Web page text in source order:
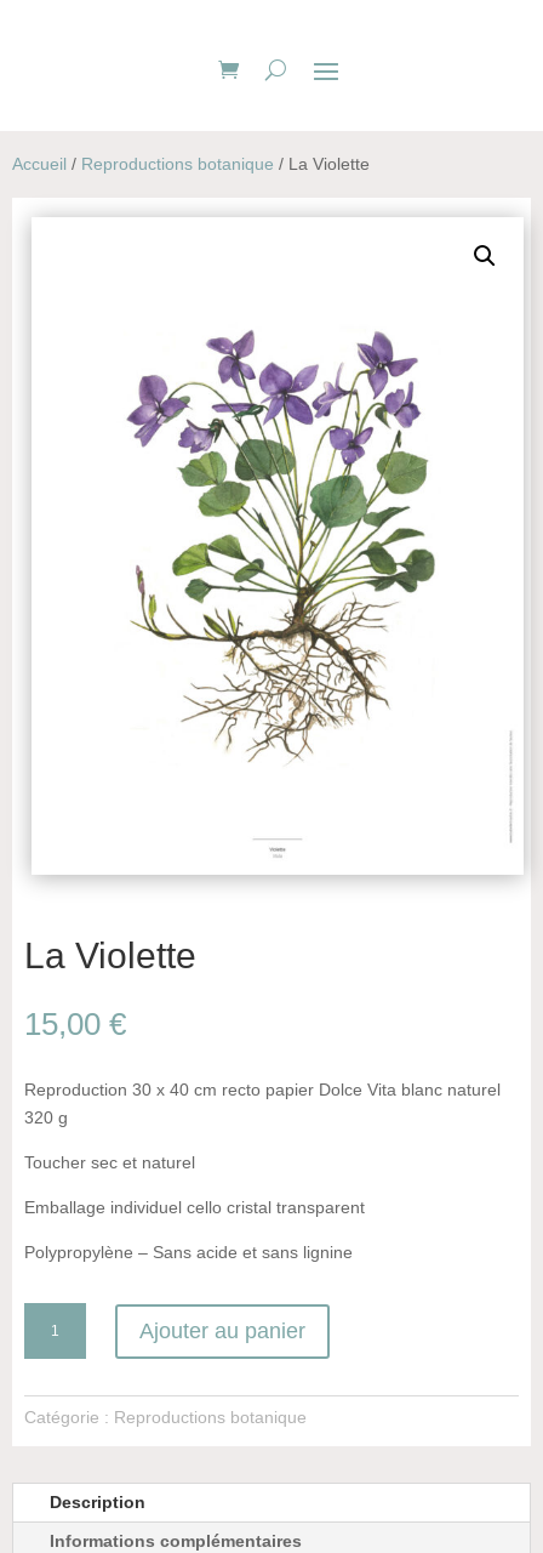
Accueil / Reproductions botanique / La Violette
La Violette
15,00 €
Reproduction 30 x 40 cm recto papier Dolce Vita blanc naturel
320 g
Toucher sec et naturel
Emballage individuel cello cristal transparent
Polypropylène – Sans acide et sans lignine
Violette
Ajouter au panier
Catégorie : Reproductions botanique
Description
Informations complémentaires